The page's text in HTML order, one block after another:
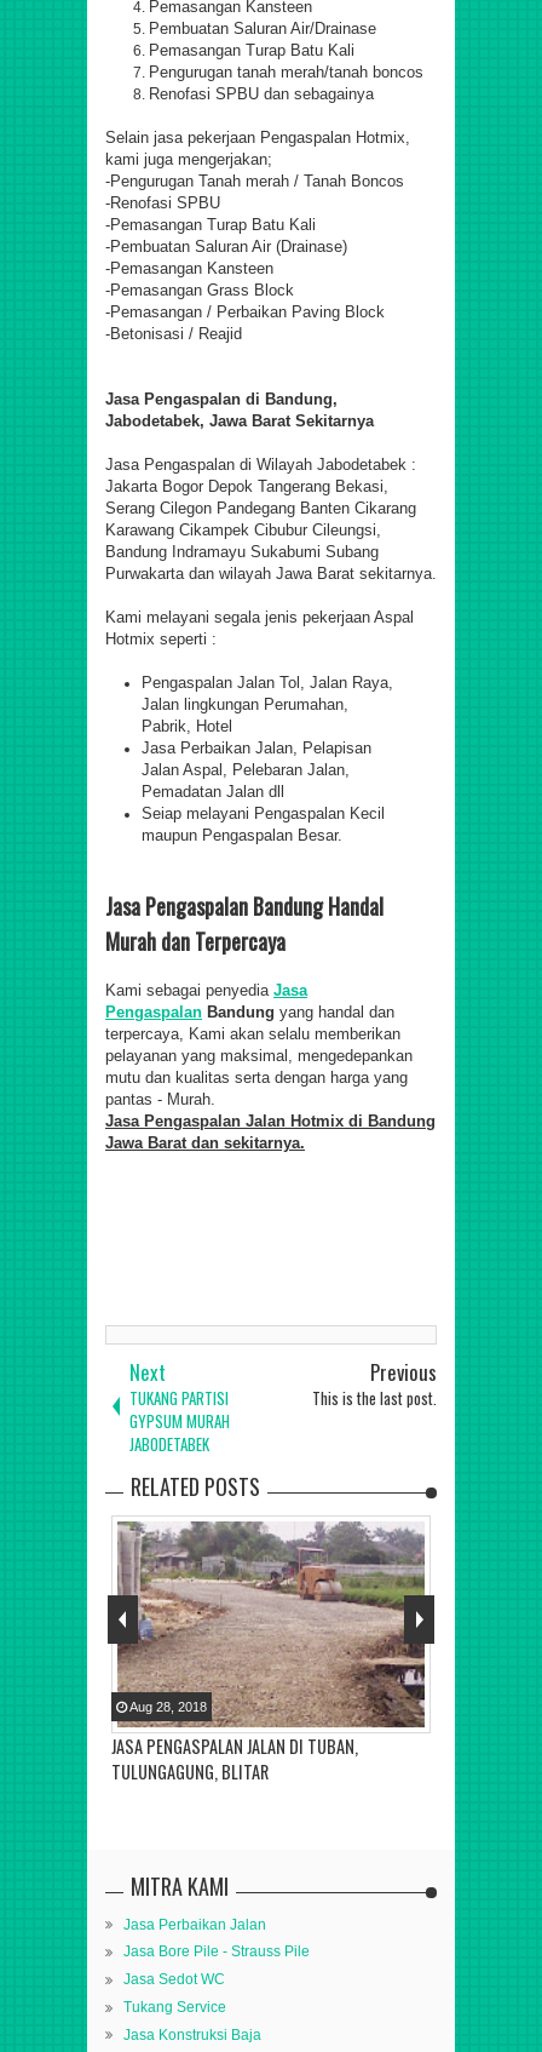
Pemasangan Kansteen
Pembuatan Saluran Air/Drainase
Pemasangan Turap Batu Kali
Pengurugan tanah merah/tanah boncos
Renofasi SPBU dan sebagainya
Selain jasa pekerjaan Pengaspalan Hotmix,
kami juga mengerjakan;
-Pengurugan Tanah merah / Tanah Boncos
-Renofasi SPBU
-Pemasangan Turap Batu Kali
-Pembuatan Saluran Air (Drainase)
-Pemasangan Kansteen
-Pemasangan Grass Block
-Pemasangan / Perbaikan Paving Block
-Betonisasi / Reajid
Jasa Pengaspalan di Bandung,
Jabodetabek, Jawa Barat Sekitarnya
Jasa Pengaspalan di Wilayah Jabodetabek :
Jakarta Bogor Depok Tangerang Bekasi,
Serang Cilegon Pandegang Banten Cikarang
Karawang Cikampek Cibubur Cileungsi,
Bandung Indramayu Sukabumi Subang
Purwakarta dan wilayah Jawa Barat sekitarnya.
Kami melayani segala jenis pekerjaan Aspal
Hotmix seperti :
Pengaspalan Jalan Tol, Jalan Raya,
Jalan lingkungan Perumahan,
Pabrik, Hotel
Jasa Perbaikan Jalan, Pelapisan
Jalan Aspal, Pelebaran Jalan,
Pemadatan Jalan dll
Seiap melayani Pengaspalan Kecil
maupun Pengaspalan Besar.
Jasa Pengaspalan Bandung Handal
Murah dan Terpercaya
Kami sebagai penyedia Jasa
Pengaspalan Bandung yang handal dan
terpercaya, Kami akan selalu memberikan
pelayanan yang maksimal, mengedepankan
mutu dan kualitas serta dengan harga yang
pantas - Murah.
Jasa Pengaspalan Jalan Hotmix di Bandung
Jawa Barat dan sekitarnya.
Next
TUKANG PARTISI
GYPSUM MURAH
JABODETABEK
Previous
This is the last post.
RELATED POSTS
JASA PENGASPALAN JALAN DI TUBAN,
TULUNGAGUNG, BLITAR
Aug 28 2018
MITRA KAMI
Jasa Perbaikan Jalan
Jasa Bore Pile - Strauss Pile
Jasa Sedot WC
Tukang Service
Jasa Konstruksi Baja